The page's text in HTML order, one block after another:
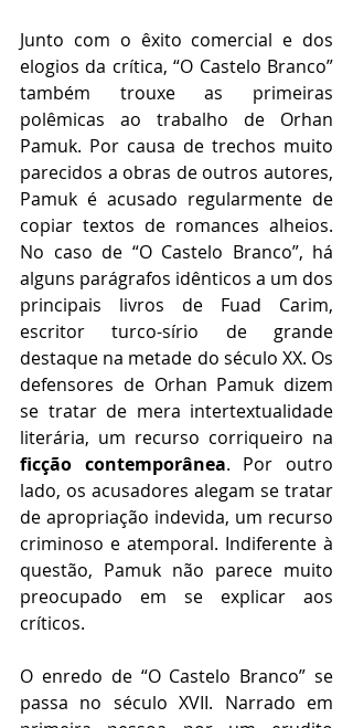
Junto com o êxito comercial e dos
elogios da crítica, “O Castelo Branco”
também trouxe as primeiras
polêmicas ao trabalho de Orhan
Pamuk. Por causa de trechos muito
parecidos a obras de outros autores,
Pamuk é acusado regularmente de
copiar textos de romances alheios.
No caso de “O Castelo Branco”, há
alguns parágrafos idênticos a um dos
principais livros de Fuad Carim,
escritor turco-sírio de grande
destaque na metade do século XX. Os
defensores de Orhan Pamuk dizem
se tratar de mera intertextualidade
ficção contemporânea. Por outro
lado, os acusadores alegam se tratar
de apropriação indevida, um recurso
criminoso e atemporal. Indiferente à
questão, Pamuk não parece muito
preocupado em se explicar aos
críticos.
O enredo de “O Castelo Branco” se
passa no século XVII. Narrado em